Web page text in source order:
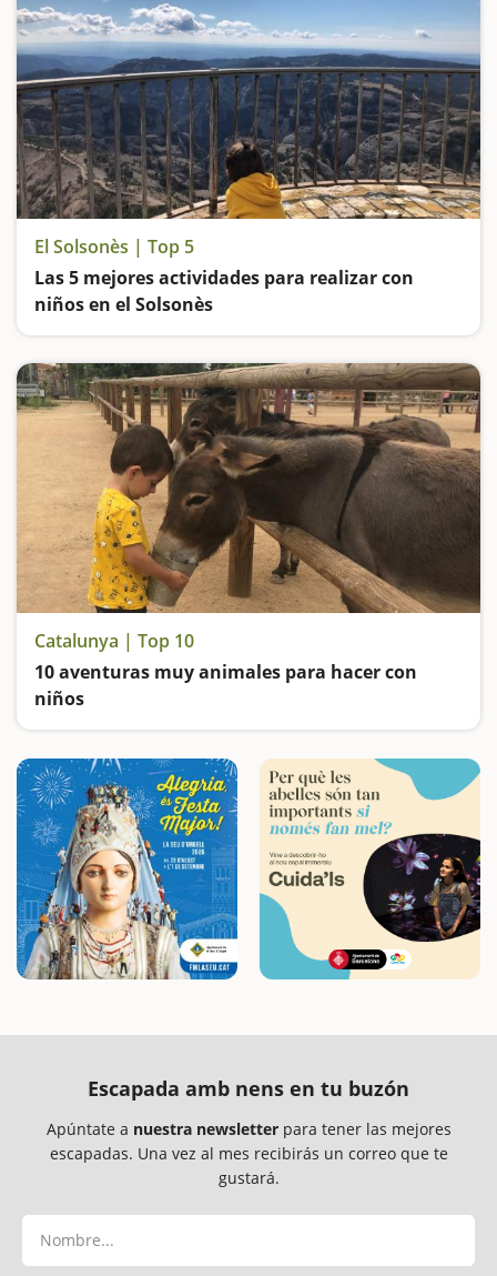
El Solsonès | Top 5
Las 5 mejores actividades para realizar con
niños en el Solsonès
Catalunya | Top 10
10 aventuras muy animales para hacer con
niños
Escapada amb nens en tu buzón
Apúntate a nuestra newsletterpara tener las mejores
escapadas. Una vez al mes recibirás un correo que te
gustará.